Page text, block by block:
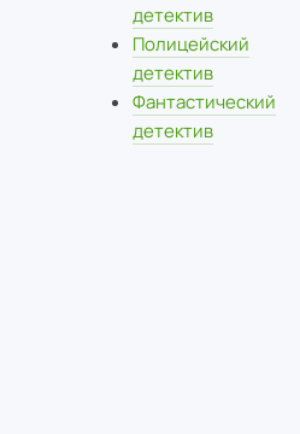
детектив
Полицейский
детектив
Фантастический
детектив